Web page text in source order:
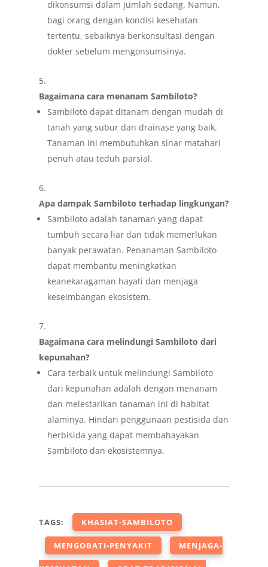
dikonsumsi dalam jumlah sedang. Namun,
bagi orang dengan kondisi kesehatan
tertentu, sebaiknya berkonsultasi dengan
dokter sebelum mengonsumsinya.
Bagaimana cara menanam Sambiloto?
Sambiloto dapat ditanam dengan mudah di
tanah yang subur dan drainase yang baik.
Tanaman ini membutuhkan sinar matahari
penuh atau teduh parsial.
Apa dampak Sambiloto terhadap lingkungan?
Sambiloto adalah tanaman yang dapat
tumbuh secara liar dan tidak memerlukan
banyak perawatan. Penanaman Sambiloto
dapat membantu meningkatkan
keanekaragaman hayati dan menjaga
keseimbangan ekosistem.
Bagaimana cara melindungi Sambiloto dari
kepunahan?
Cara terbaik untuk melindungi Sambiloto
dari kepunahan adalah dengan menanam
dan melestarikan tanaman ini di habitat
alaminya. Hindari penggunaan pestisida dan
herbisida yang dapat membahayakan
Sambiloto dan ekosistemnya.
TAGS: KHASIAT-SAMBILOTO
MENGOBATI-PENYAKIT MENJAGA-